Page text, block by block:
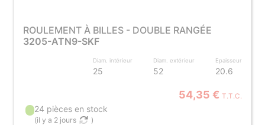
ROULEMENT À BILLES - DOUBLE RANGÉE
3205-ATN9-SKF
Diam. intérieur
25
Diam. extérieur
52
Epaisseur
20.6
54,35 € T.T.C.
24 pièces en stock
(il y a 2 jours )